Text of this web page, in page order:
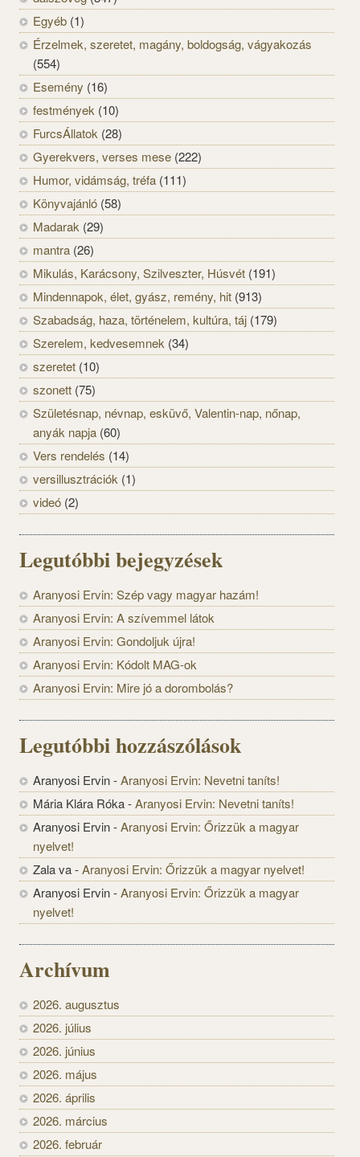
Egyéb (1)
Érzelmek, szeretet, magány, boldogság, vágyakozás
(554)
Esemény (16)
festmények (10)
FurcsÁllatok (28)
Gyerekvers, verses mese (222)
Humor, vidámság, tréfa (111)
Könyvajánló (58)
Madarak (29)
mantra (26)
Mikulás, Karácsony, Szilveszter, Húsvét (191)
Mindennapok, élet, gyász, remény, hit (913)
Szabadság, haza, történelem, kultúra, táj (179)
Szerelem, kedvesemnek (34)
szeretet (10)
szonett (75)
Születésnap, névnap, esküvő, Valentin-nap, nőnap,
anyák napja (60)
Vers rendelés (14)
versillusztrációk (1)
videó (2)
Legutóbbi bejegyzések
Aranyosi Ervin: Szép vagy magyar hazám!
Aranyosi Ervin: A szívemmel látok
Aranyosi Ervin: Gondoljuk újra!
Aranyosi Ervin: Kódolt MAG-ok
Aranyosi Ervin: Mire jó a dorombolás?
Legutóbbi hozzászólások
Aranyosi Ervin-Aranyosi Ervin: Nevetni taníts!
Mária Klára Róka-Aranyosi Ervin: Nevetni taníts!
Aranyosi Ervin-Aranyosi Ervin: Őrizzük a magyar
nyelvet!
Zala va-Aranyosi Ervin: Őrizzük a magyar nyelvet!
Aranyosi Ervin-Aranyosi Ervin: Őrizzük a magyar
nyelvet!
Archívum
2026. augusztus
2026. július
2026. június
2026. május
2026. április
2026. március
2026. február